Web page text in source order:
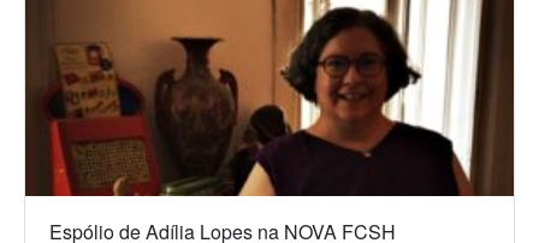
Espólio de Adília Lopes na NOVA FCSH